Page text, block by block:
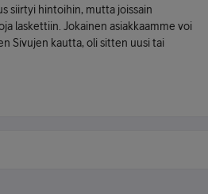
siirtyi hintoihin, mutta joissain
laskettiin. Jokainen asiakkaamme voi
Sivujen kautta, oli sitten uusi tai